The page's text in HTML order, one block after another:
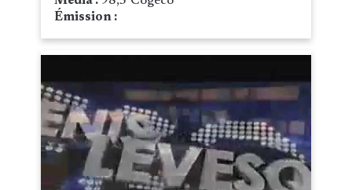
Émission :